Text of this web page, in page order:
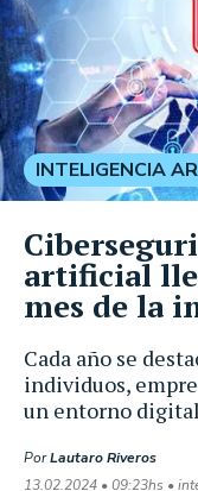
Cada año se
individuos,
un entorno digital
PorLautaro Riveros
13.02.2024 • 09:23hs •
INTELIGENCIA
artificial
mes de la